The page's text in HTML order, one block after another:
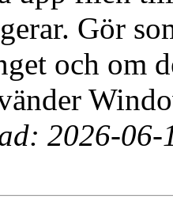
Gör
och om
2026-